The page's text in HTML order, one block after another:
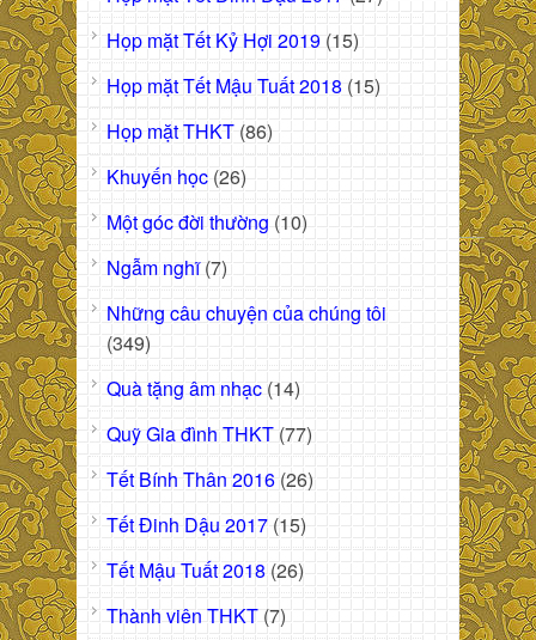
Họp mặt Tết Kỷ Hợi 2019 (15)
Họp mặt Tết Mậu Tuất 2018 (15)
Họp mặt THKT (86)
Khuyến học (26)
Một góc đời thường (10)
Ngẫm nghĩ(7)
Những câu chuyện của chúng tôi
(349)
Quà tặng âm nhạc (14)
Quỹ Gia đình THKT (77)
Tết Bính Thân 2016 (26)
Tết Đinh Dậu 2017 (15)
Tết Mậu Tuất 2018 (26)
Thành viên THKT (7)